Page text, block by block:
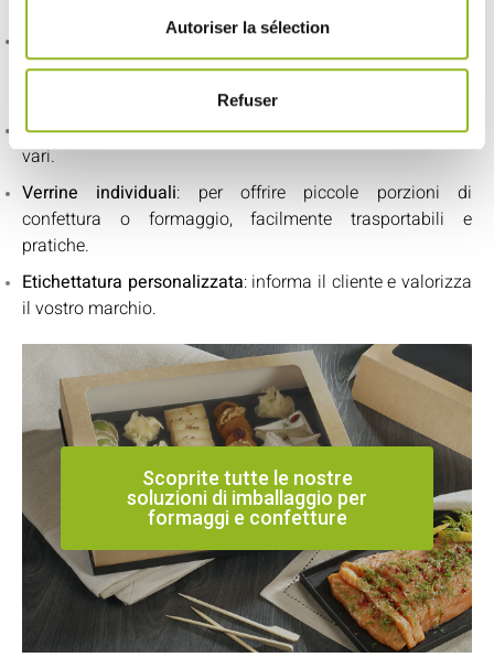
Autoriser la sélection
Refuser
Scatola Normande 600 ml: ideale per porzioni generose
per 1 o 2 persone, perfetta per unassortimento di
Contenitori in cartone anti-grasso: adatti ad assortimenti
vari.
Verrine individuali: per offrire piccole porzioni di
confettura o formaggio, facilmente trasportabili e
pratiche.
Etichettatura personalizzata: informa il cliente e valorizza
il vostro marchio.
Scoprite tutte le nostre
soluzioni di imballaggio per
formaggi e confetture